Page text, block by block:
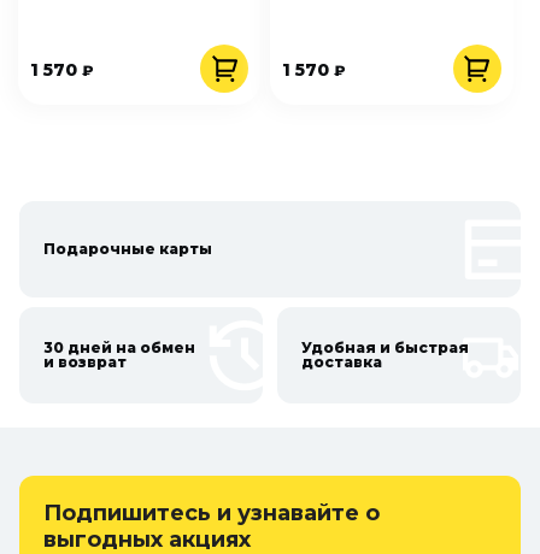
1 570 ₽ 1 570₽
Подарочные карты
30 дней на обмен
и возврат
Удобная и быстрая
доставка
Подпишитесь и узнавайте о
выгодных акциях